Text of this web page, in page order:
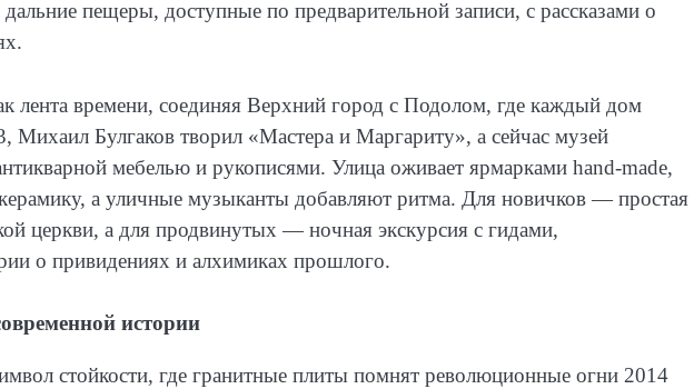
пещеры, доступные по предварительной записи, с рассказами о
лента времени, соединяя Верхний город с Подолом, где каждый дом
Булгаков творил «Мастера и Маргариту», а сейчас музей
мебелью и рукописями. Улица оживает ярмарками hand-made,
а уличные музыканты добавляют ритма. Для новичков — простая
церкви, а для продвинутых — ночная экскурсия с гидами,
о привидениях и алхимиках прошлого.
истории
стойкости, где гранитные плиты помнят революционные огни 2014